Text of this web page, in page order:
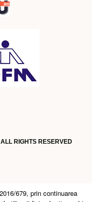
RIGHTS RESERVED
679, prin continuarea